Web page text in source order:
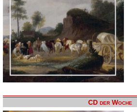
CD der Woche